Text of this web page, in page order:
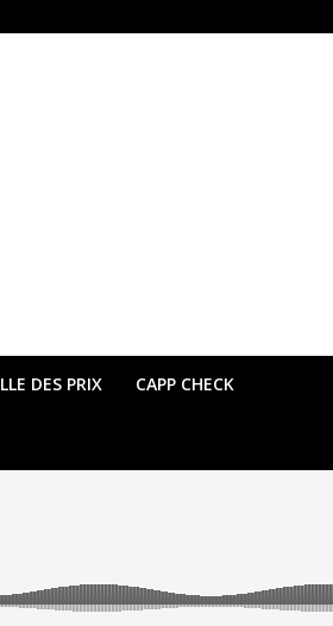
DES PRIX CAPP CHECK